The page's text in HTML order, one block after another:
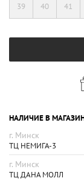
39 40 41
НАЛИЧИЕ В
г. Минск
ТЦ НЕМИГА-3
г. Минск
ТЦ ДАНА МОЛЛ